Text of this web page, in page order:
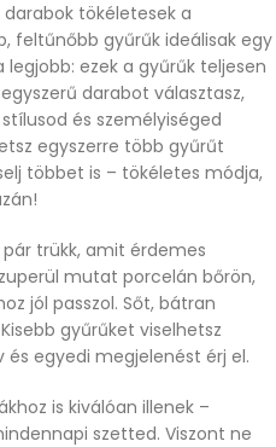
tökéletesek a
feltűnőbb gyűrűk ideálisak egy
ezek a gyűrűk teljesen
darabot választasz,
és személyiséged
egyszerre több gyűrűt
többet is – tökéletes módja,
trükk, amit érdemes
mutat porcelán bőrön,
jól passzol. Sőt, bátran
gyűrűket viselhetsz
egyedi megjelenést érj el.
is kiválóan illenek –
szetted. Viszont ne